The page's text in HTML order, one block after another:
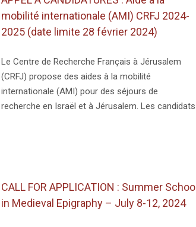
mobilité internationale (AMI) CRFJ 2024-
2025 (date limite 28 février 2024)
Le Centre de Recherche Français à Jérusalem
(CRFJ) propose des aides à la mobilité
internationale (AMI) pour des séjours de
recherche en Israël et à Jérusalem. Les candidats
CALL FOR APPLICATION : Summer School
in Medieval Epigraphy – July 8-12, 2024